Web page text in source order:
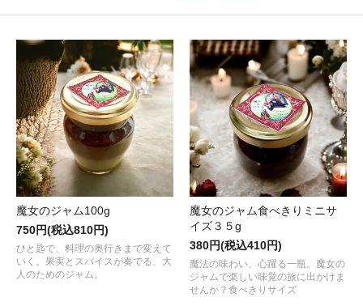
魔女のジャム100g
750円(税込810円)
ひと匙で、料理の奥行きまで変えて
いく。果実とスパイスが奏でる、大
人のためのジャム。
魔女のジャム食べきりミニサ
イズ３５g
380円(税込410円)
魔法の味わい、心躍る一瓶。魔女の
ジャムで楽しい味覚の旅に出かけま
せんか？食べきりサイズ